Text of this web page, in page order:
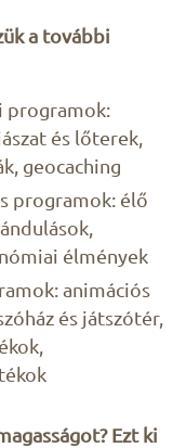
a további
programok:
és lőterek,
geocaching
programok: élő
élmények
animációs
és játszótér,
Ezt ki